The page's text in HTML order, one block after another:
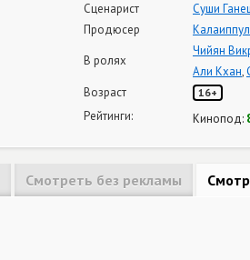
Сценарист
Суши
Продюсер
В ролях
Чийян
Али Кхан,
Возраст
16+
Рейтинги: Кинопод:
Смотреть без рекламы